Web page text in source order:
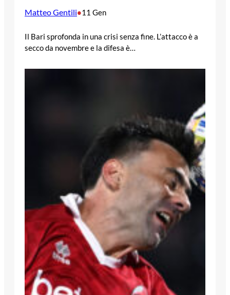
Matteo Gentili•11 Gen
Il Bari sprofonda in una crisi senza fine. L’attacco è a
secco da novembre e la difesa è…